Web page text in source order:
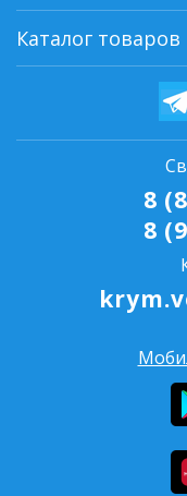
Каталог товаров
8
8